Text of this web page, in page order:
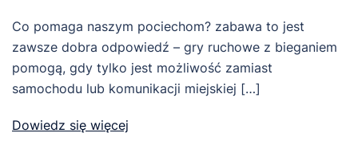
Co pomaga naszym pociechom? zabawa to jest
zawsze dobra odpowiedź – gry ruchowe z bieganiem
pomogą, gdy tylko jest możliwość zamiast
samochodu lub komunikacji miejskiej […]
Dowiedz się więcej